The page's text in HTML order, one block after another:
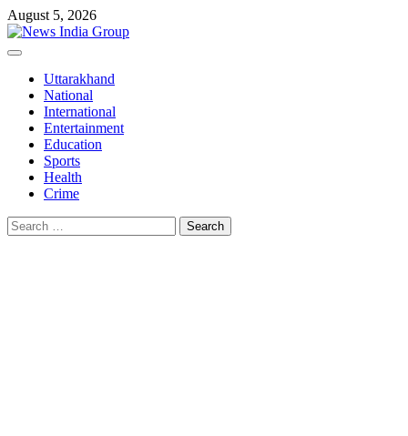
Skip
to
content
August 5, 2026
Primary
Uttarakhand
National
International
Entertainment
Education
Sports
Health
Crime
Search
for: